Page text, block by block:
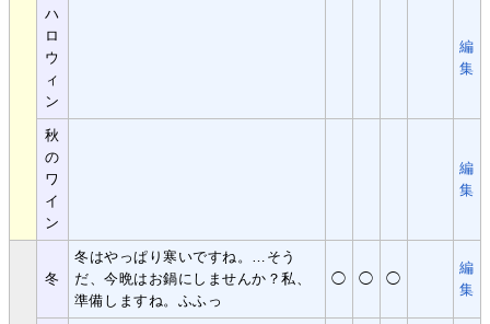
ハ
ロ
ウ
ィ
ン
編
集
秋
の
ワ
イ
ン
編
集
冬
冬はやっぱり寒いですね。…そう
だ、今晩はお鍋にしませんか？私、
準備しますね。ふふっ
◯ ◯ ◯
編
集